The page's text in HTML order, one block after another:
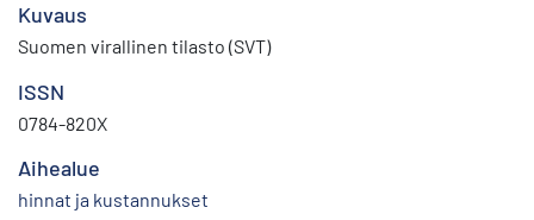
Kuvaus
Suomen virallinen tilasto (SVT)
ISSN
0784-820X
Aihealue
hinnat ja kustannukset